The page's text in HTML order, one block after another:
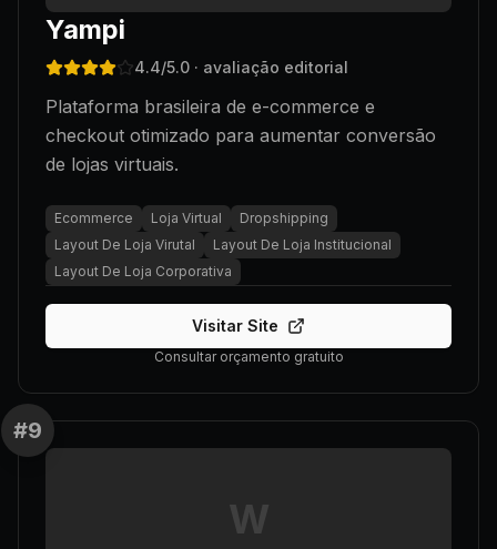
Yampi
4.4/5.0 · avaliação editorial
Plataforma brasileira de e-commerce e
checkout otimizado para aumentar conversão
de lojas virtuais.
Ecommerce Loja Virtual
Dropshipping
Layout De Loja Virutal
Layout De Loja Institucional
Layout De Loja Corporativa
Visitar Site
Consultar orçamento gratuito
#9
W